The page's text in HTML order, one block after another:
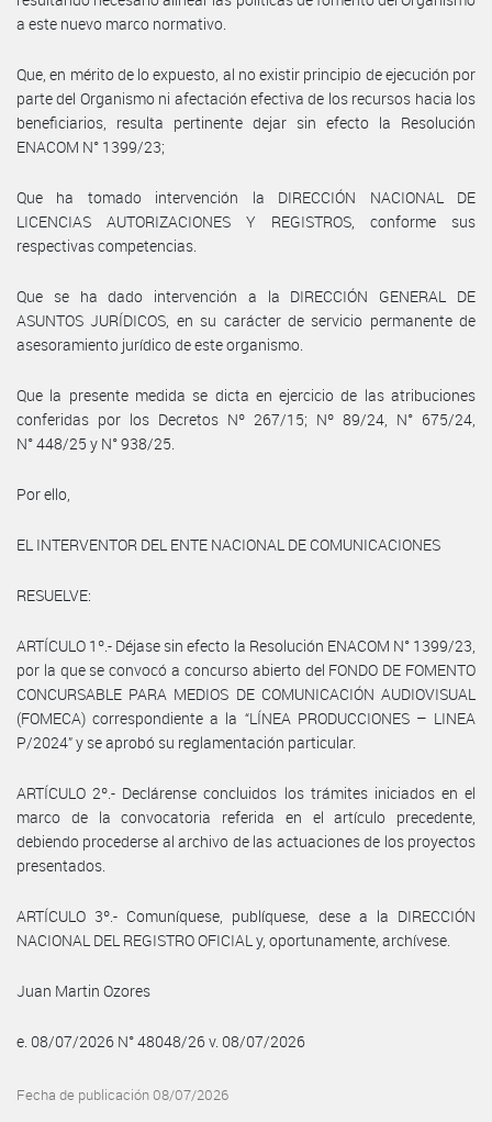
a este nuevo marco normativo.
Que, en mérito de lo expuesto, al no existir principio de ejecución por
parte del Organismo ni afectación efectiva de los recursos hacia los
beneficiarios, resulta pertinente dejar sin efecto la Resolución
ENACOM N° 1399/23;
Que ha tomado intervención la DIRECCIÓN NACIONAL DE
LICENCIAS AUTORIZACIONES Y REGISTROS, conforme sus
respectivas competencias.
Que se ha dado intervención a la DIRECCIÓN GENERAL DE
ASUNTOS JURÍDICOS, en su carácter de servicio permanente de
asesoramiento jurídico de este organismo.
Que la presente medida se dicta en ejercicio de las atribuciones
conferidas por los Decretos Nº 267/15; Nº 89/24, N° 675/24,
N° 448/25 y N° 938/25.
Por ello,
EL INTERVENTOR DEL ENTE NACIONAL DE COMUNICACIONES
RESUELVE:
ARTÍCULO 1º.- Déjase sin efecto la Resolución ENACOM N° 1399/23,
por la que se convocó a concurso abierto del FONDO DE FOMENTO
CONCURSABLE PARA MEDIOS DE COMUNICACIÓN AUDIOVISUAL
(FOMECA) correspondiente a la “LÍNEA PRODUCCIONES – LINEA
P/2024” y se aprobó su reglamentación particular.
ARTÍCULO 2º.- Declárense concluidos los trámites iniciados en el
marco de la convocatoria referida en el artículo precedente,
debiendo procederse al archivo de las actuaciones de los proyectos
presentados.
ARTÍCULO 3º.- Comuníquese, publíquese, dese a la DIRECCIÓN
NACIONAL DEL REGISTRO OFICIAL y, oportunamente, archívese.
Juan Martin Ozores
e. 08/07/2026 N° 48048/26 v. 08/07/2026
Fecha de publicación 08/07/2026